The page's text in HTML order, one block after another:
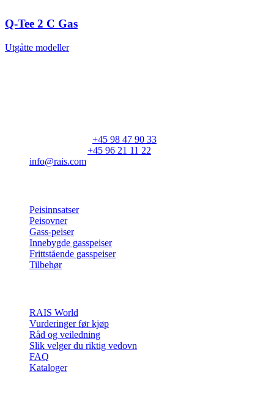
Q-Tee 2 C Gas
Utgåtte modeller
+45 98 47 90 33
+45 96 21 11 22
info@rais.com
Peisinnsatser
Peisovner
Gass-peiser
Innebygde gasspeiser
Frittstående gasspeiser
Tilbehør
RAIS World
Vurderinger før kjøp
Råd og veiledning
Slik velger du riktig vedovn
FAQ
Kataloger